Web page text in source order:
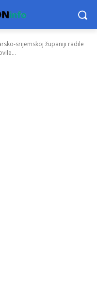
srijemskoj županiji radile